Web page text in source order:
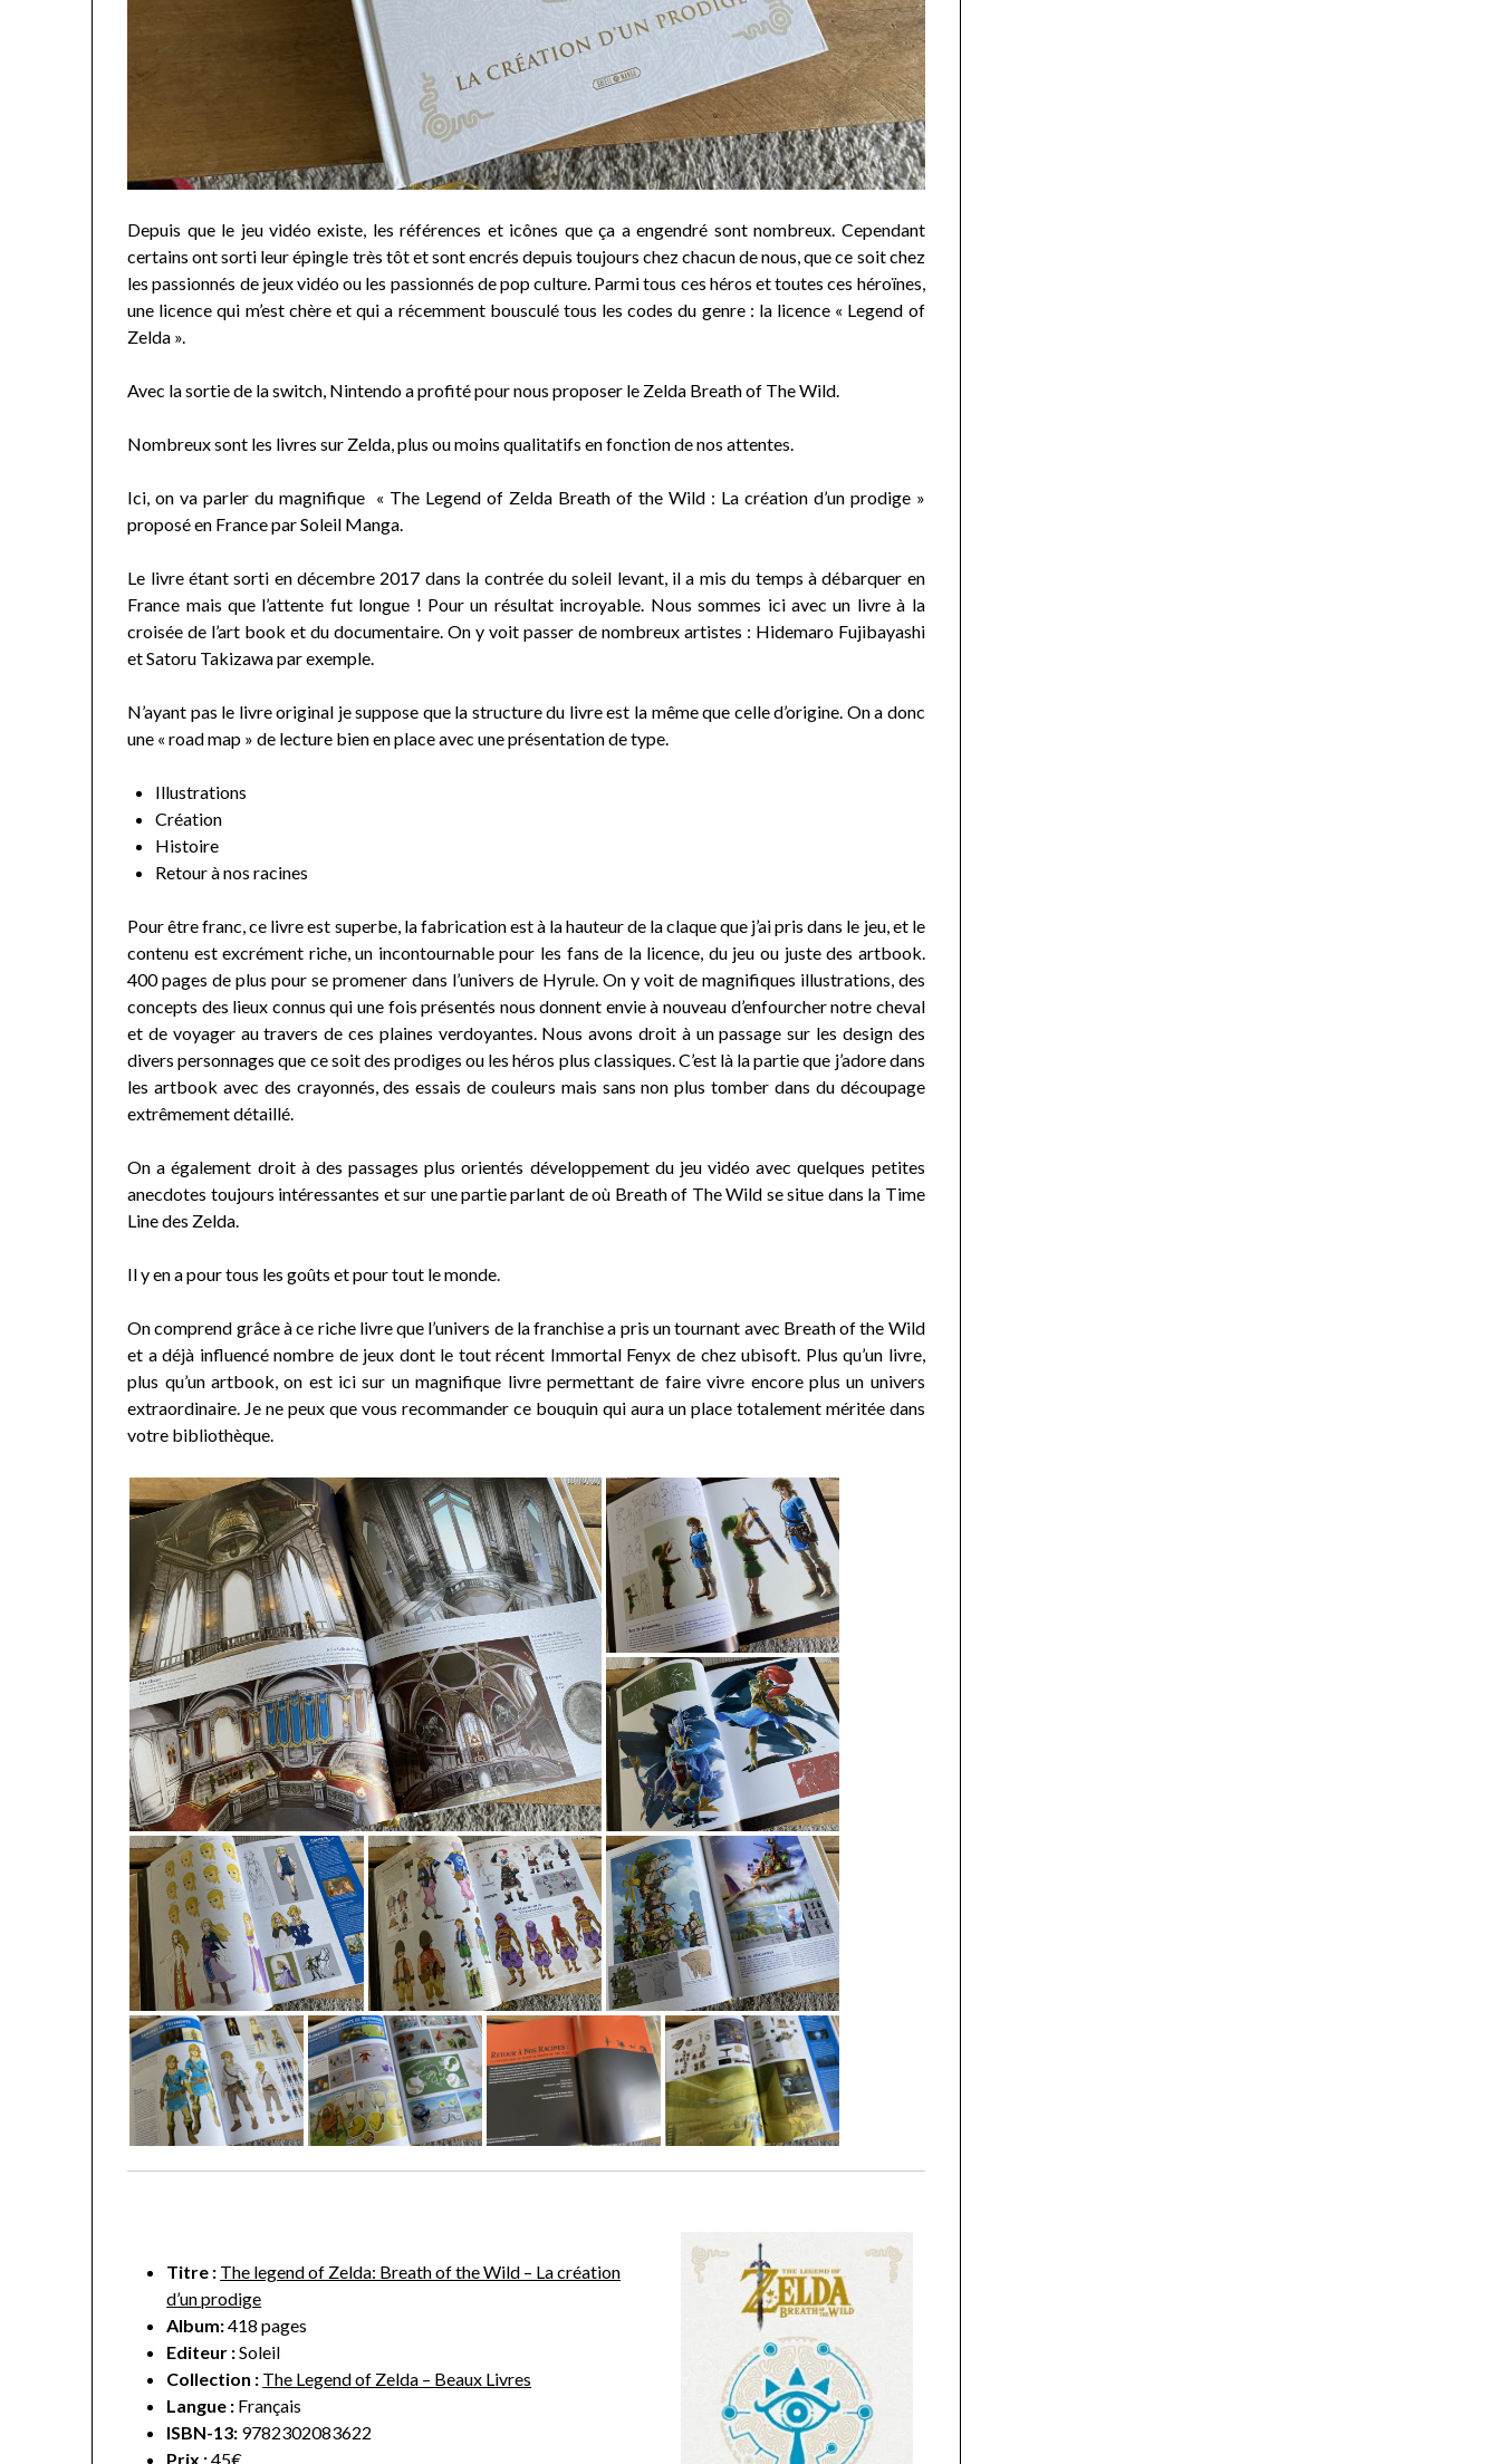
Depuis que le jeu vidéo existe, les références et icônes que ça a engendré sont nombreux. Cependant
certains ont sorti leur épingle très tôt et sont encrés depuis toujours chez chacun de nous, que ce soit chez
les passionnés de jeux vidéo ou les passionnés de pop culture. Parmi tous ces héros et toutes ces héroïnes,
une licence qui m’est chère et qui a récemment bousculé tous les codes du genre : la licence « Legend of
Zelda ».
Avec la sortie de la switch, Nintendo a profité pour nous proposer le Zelda Breath of The Wild.
Nombreux sont les livres sur Zelda, plus ou moins qualitatifs en fonction de nos attentes.
Ici, on va parler du magnifique « The Legend of Zelda Breath of the Wild : La création d’un prodige »
proposé en France par Soleil Manga.
Le livre étant sorti en décembre 2017 dans la contrée du soleil levant, il a mis du temps à débarquer en
France mais que l’attente fut longue ! Pour un résultat incroyable. Nous sommes ici avec un livre à la
croisée de l’art book et du documentaire. On y voit passer de nombreux artistes : Hidemaro Fujibayashi
et Satoru Takizawa par exemple.
N’ayant pas le livre original je suppose que la structure du livre est la même que celle d’origine. On a donc
une « road map » de lecture bien en place avec une présentation de type.
Illustrations
Création
Histoire
Retour à nos racines
Pour être franc, ce livre est superbe, la fabrication est à la hauteur de la claque que j’ai pris dans le jeu, et le
contenu est excrément riche, un incontournable pour les fans de la licence, du jeu ou juste des artbook.
400 pages de plus pour se promener dans l’univers de Hyrule. On y voit de magnifiques illustrations, des
concepts des lieux connus qui une fois présentés nous donnent envie à nouveau d’enfourcher notre cheval
et de voyager au travers de ces plaines verdoyantes. Nous avons droit à un passage sur les design des
divers personnages que ce soit des prodiges ou les héros plus classiques. C’est là la partie que j’adore dans
les artbook avec des crayonnés, des essais de couleurs mais sans non plus tomber dans du découpage
extrêmement détaillé.
On a également droit à des passages plus orientés développement du jeu vidéo avec quelques petites
anecdotes toujours intéressantes et sur une partie parlant de où Breath of The Wild se situe dans la Time
Line des Zelda.
Il y en a pour tous les goûts et pour tout le monde.
On comprend grâce à ce riche livre que l’univers de la franchise a pris un tournant avec Breath of the Wild
et a déjà influencé nombre de jeux dont le tout récent Immortal Fenyx de chez ubisoft. Plus qu’un livre,
plus qu’un artbook, on est ici sur un magnifique livre permettant de faire vivre encore plus un univers
extraordinaire. Je ne peux que vous recommander ce bouquin qui aura un place totalement méritée dans
votre bibliothèque.
Titre : The legend of Zelda: Breath of the Wild – La création
d’un prodige
Album:418 pages
Editeur :Soleil
Collection : The Legend of Zelda – Beaux Livres
Langue : Français
ISBN-13: 9782302083622
Prix :45€